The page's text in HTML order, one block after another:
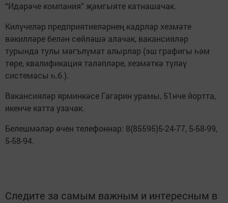
“Идарәче компания” җәмгыяте катнашачак.
Килүчеләр предприятиеләрнең кадрлар хезмәте
вәкилләре белән сөйләшә алачак, вакансияләр
турында тулы мәгълүмат алырлар (эш графигы һәм
төре, квалификация таләпләре, хезмәткә түләү
системасы һ.б.).
Вакансияләр ярминкәсе Гагарин урамы, 51нче йортта,
икенче катта узачак.
Белешмәләр өчен телефоннар: 8(85595)5-24-77, 5-58-99,
5-58-94.
Следите за самым важным и интересным в